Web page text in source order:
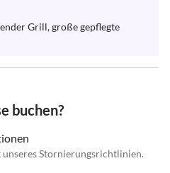
Grill, große gepflegte
buchen?
unseres Stornierungsrichtlinien.